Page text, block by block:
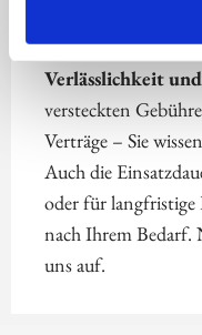
Unsere
Verlässlichkeit
versteckten
Verträge – Sie
Auch die
oder für langfristige
nach Ihrem Bedarf.
uns auf.